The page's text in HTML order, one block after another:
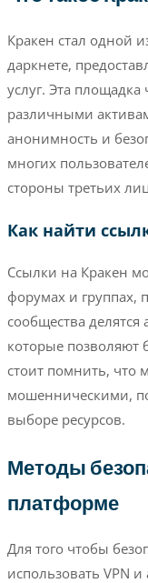
Кракен стал одной
даркнете,
услуг. Эта площадка
различными
анонимность и
многих
стороны третьих
Как найти
Ссылки на Кракен
форумах и группах,
сообщества
которые позволяют
стоит помнить, что
мошенническими,
выборе ресурсов.
Методы
платформе
Для того чтобы
использовать VPN